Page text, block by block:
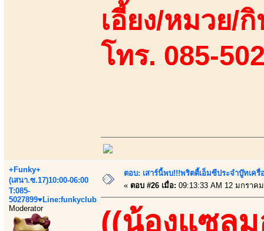
เอี้ยง/หมวย/
โทร. 085-
+Funky+
(เสนา.ซ.17)10:00-06:00
T:085-
5027899♥Line:funkyclub
Moderator
ตอบ: เสาร์นี้พบ!!!พริตตี้เอ็มซีประจำบู๊ทเค
« ตอบ #26 เมื่อ: 09:13:33 AM 12 มกราค
((น้องแซล